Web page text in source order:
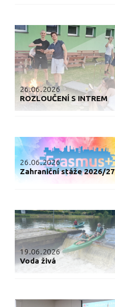
26.06.2026
ROZLOUČENÍ S INTREM
26.06.2026
Zahraniční stáže 2026/27
19.06.2026
Voda živá